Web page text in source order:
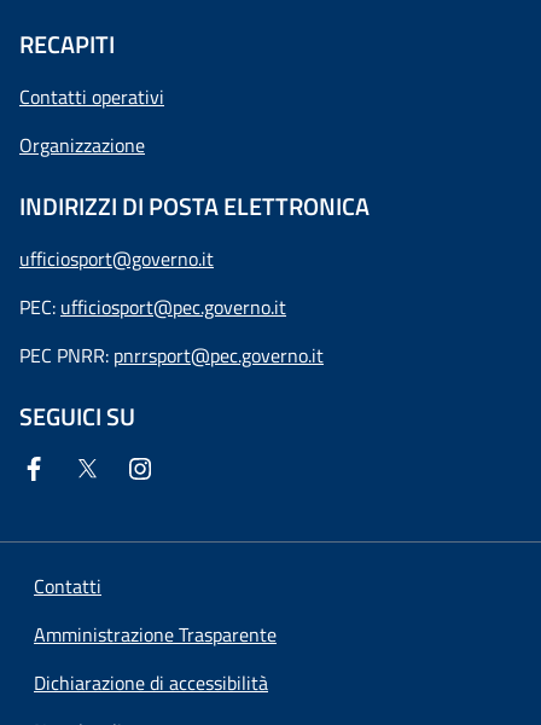
RECAPITI
Contatti operativi
Organizzazione
INDIRIZZI DI POSTA ELETTRONICA
ufficiosport@governo.it
PEC: ufficiosport@pec.governo.it
PEC PNRR: pnrrsport@pec.governo.it
SEGUICI SU
Contatti
Amministrazione Trasparente
Dichiarazione di accessibilità